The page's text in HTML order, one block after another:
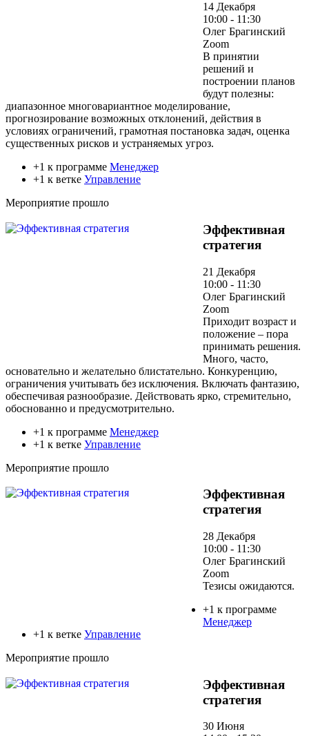
14 Декабря
10:00 - 11:30
Олег Брагинский
Zoom
В принятии
решений и
построении планов
будут полезны:
диапазонное многовариантное моделирование,
прогнозирование возможных отклонений, действия в
условиях ограничений, грамотная постановка задач, оценка
существенных рисков и устраняемых угроз.
+1 к программе Менеджер
+1 к ветке Управление
Мероприятие прошло
Эффективная
стратегия
21 Декабря
10:00 - 11:30
Олег Брагинский
Zoom
Приходит возраст и
положение – пора
принимать решения.
Много, часто,
основательно и желательно блистательно. Конкуренцию,
ограничения учитывать без исключения. Включать фантазию,
обеспечивая разнообразие. Действовать ярко, стремительно,
обоснованно и предусмотрительно.
+1 к программе Менеджер
+1 к ветке Управление
Мероприятие прошло
Эффективная
стратегия
28 Декабря
10:00 - 11:30
Олег Брагинский
Zoom
Тезисы ожидаются.
+1 к программе
Менеджер
+1 к ветке Управление
Мероприятие прошло
Эффективная
стратегия
30 Июня